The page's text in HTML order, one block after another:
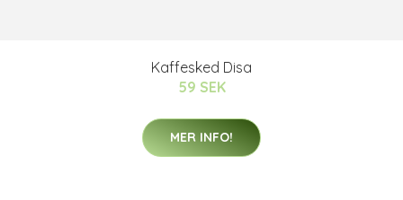
Kaffesked Disa
59 SEK
MER INFO!